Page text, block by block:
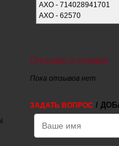
AXO - 714028941701
AXO - 62570
Отзывы о товаре
Пока отзывов нет
ЗАДАТЬ ВОПРОС /